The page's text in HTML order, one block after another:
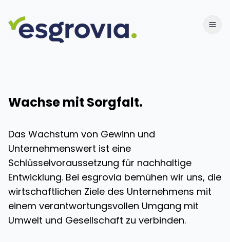
Wachse mit Sorgfalt.
Das Wachstum von Gewinn und
Unternehmenswert ist eine
Schlüsselvoraussetzung für nachhaltige
Entwicklung. Bei esgrovia bemühen wir uns, die
wirtschaftlichen Ziele des Unternehmens mit
einem verantwortungsvollen Umgang mit
Umwelt und Gesellschaft zu verbinden.